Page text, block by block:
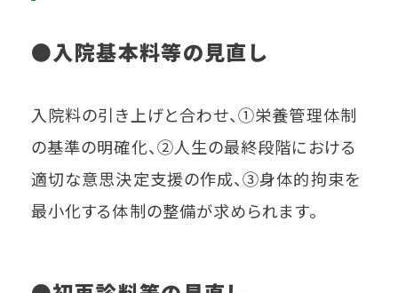
●入院基本料等の見直し
入院料の引き上げと合わせ、①栄養管理体制
の基準の明確化、②人生の最終段階における
適切な意思決定支援の作成、③身体的拘束を
最小化する体制の整備が求められます。